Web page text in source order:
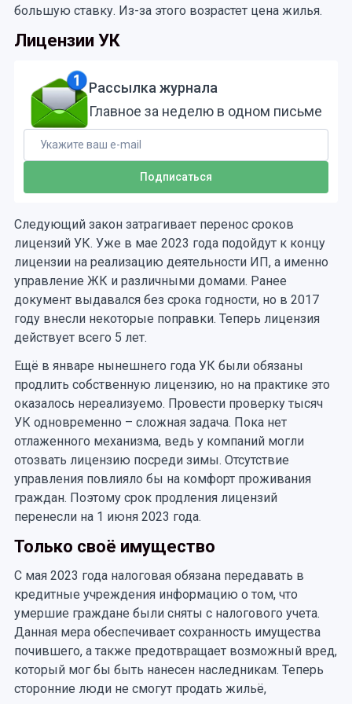
большую ставку. Из-за этого возрастет цена жилья.
Лицензии УК
Рассылка журнала
Главное за неделю в одном письме
Следующий закон затрагивает перенос сроков
лицензий УК. Уже в мае 2023 года подойдут к концу
лицензии на реализацию деятельности ИП, а именно
управление ЖК и различными домами. Ранее
документ выдавался без срока годности, но в 2017
году внесли некоторые поправки. Теперь лицензия
действует всего 5 лет.
Ещё в январе нынешнего года УК были обязаны
продлить собственную лицензию, но на практике это
оказалось нереализуемо. Провести проверку тысяч
УК одновременно – сложная задача. Пока нет
отлаженного механизма, ведь у компаний могли
отозвать лицензию посреди зимы. Отсутствие
управления повлияло бы на комфорт проживания
граждан. Поэтому срок продления лицензий
перенесли на 1 июня 2023 года.
Только своё имущество
С мая 2023 года налоговая обязана передавать в
кредитные учреждения информацию о том, что
умершие граждане были сняты с налогового учета.
Данная мера обеспечивает сохранность имущества
почившего, а также предотвращает возможный вред,
который мог бы быть нанесен наследникам. Теперь
сторонние люди не смогут продать жильё,